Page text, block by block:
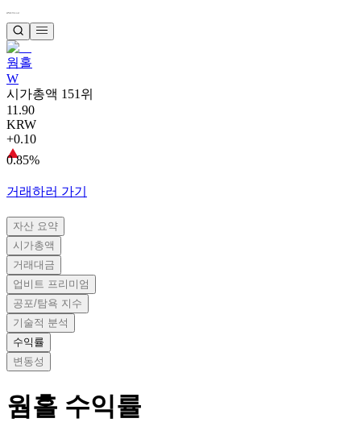
웜홀
W
시가총액 151위
11.90
KRW
+0.10
0.85%
거래하러 가기
자산 요약
시가총액
거래대금
업비트 프리미엄
공포/탐욕 지수
기술적 분석
수익률
변동성
웜홀 수익률